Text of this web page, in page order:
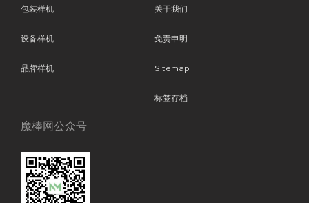
包装样机
设备样机
品牌样机
关于我们
免责申明
Sitemap
标签存档
魔棒网公众号